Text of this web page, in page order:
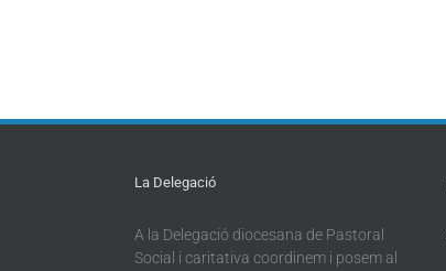
La Delegació
A la Delegació diocesana de Pastoral
Social i caritativa coordinem i posem al